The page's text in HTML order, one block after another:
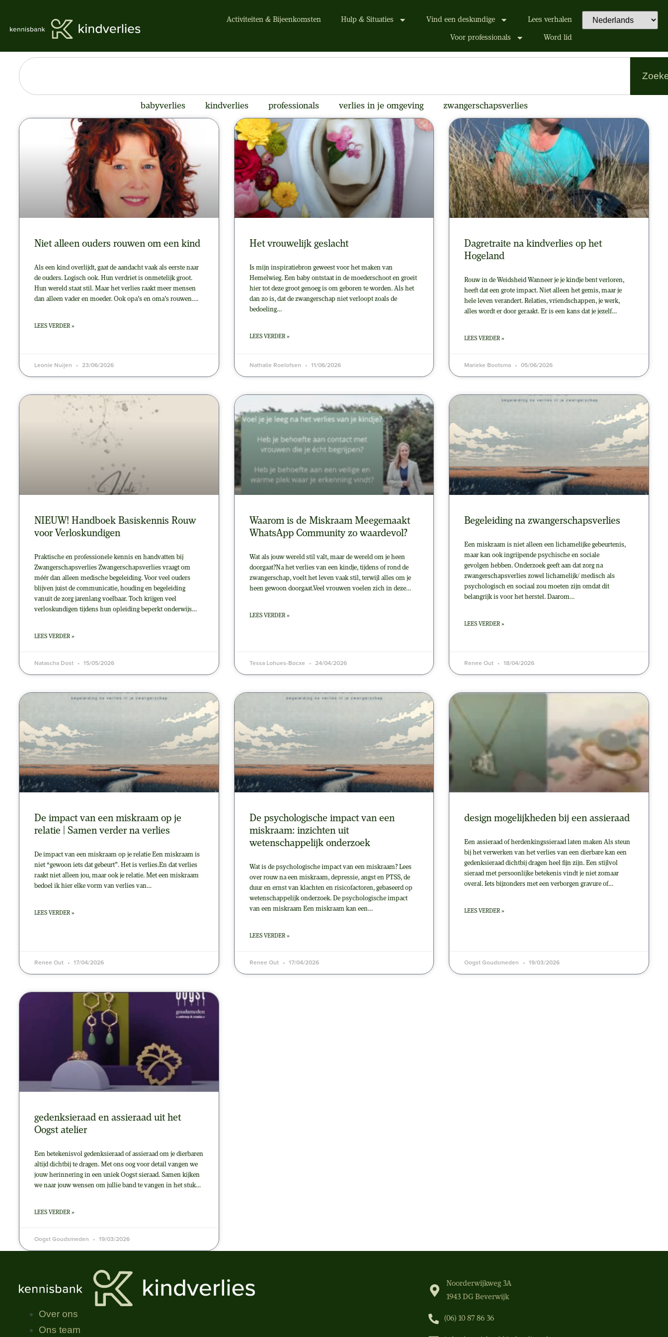
Activiteiten & Bijeenkomsten Hulp & Situaties Vind een deskundige Lees verhalen
Voor professionals Word lid
babyverlies kindverlies professionals verlies in je omgeving zwangerschapsverlies
Niet alleen ouders rouwen om een kind
Als een kind overlijdt, gaat de aandacht vaak als eerste naar
de ouders. Logisch ook. Hun verdriet is onmetelijk groot.
Hun wereld staat stil. Maar het verlies raakt meer mensen
dan alleen vader en moeder. Ook opa’s en oma’s rouwen….
LEES VERDER »
Leonie Nuijen 23/06/2026
Het vrouwelijk geslacht
Is mijn inspiratiebron geweest voor het maken van
Hemelwieg. Een baby ontstaat in de moederschoot en groeit
hier tot deze groot genoeg is om geboren te worden. Als het
dan zo is, dat de zwangerschap niet verloopt zoals de
bedoeling…
LEES VERDER »
Nathalie Roelofsen 11/06/2026
Dagretraite na kindverlies op het
Hogeland
Rouw in de Weidsheid Wanneer je je kindje bent verloren,
heeft dat een grote impact. Niet alleen het gemis, maar je
hele leven verandert. Relaties, vriendschappen, je werk,
alles wordt er door geraakt. Er is een kans dat je jezelf…
LEES VERDER »
Marieke Bootsma 05/06/2026
NIEUW! Handboek Basiskennis Rouw
voor Verloskundigen
Praktische en professionele kennis en handvatten bij
Zwangerschapsverlies Zwangerschapsverlies vraagt om
méér dan alleen medische begeleiding. Voor veel ouders
blijven juist de communicatie, houding en begeleiding
vanuit de zorg jarenlang voelbaar. Toch krijgen veel
verloskundigen tijdens hun opleiding beperkt onderwijs…
LEES VERDER »
Natascha Dost 15/05/2026
Waarom is de Miskraam Meegemaakt
WhatsApp Community zo waardevol?
Wat als jouw wereld stil valt, maar de wereld om je heen
doorgaat?Na het verlies van een kindje, tijdens of rond de
zwangerschap, voelt het leven vaak stil, terwijl alles om je
heen gewoon doorgaat.Veel vrouwen voelen zich in deze…
LEES VERDER »
Tessa Lohues-Bocxe 24/04/2026
Begeleiding na zwangerschapsverlies
Een miskraam is niet alleen een lichamelijke gebeurtenis,
maar kan ook ingrijpende psychische en sociale
gevolgen hebben. Onderzoek geeft aan dat zorg na
zwangerschapsverlies zowel lichamelijk/ medisch als
psychologisch en sociaal zou moeten zijn omdat dit
belangrijk is voor het herstel. Daarom…
LEES VERDER »
Renee Out 18/04/2026
De impact van een miskraam op je
relatie | Samen verder na verlies
De impact van een miskraam op je relatie Een miskraam is
niet “gewoon iets dat gebeurt”. Het is verlies.En dat verlies
raakt niet alleen jou, maar ook je relatie. Met een miskraam
bedoel ik hier elke vorm van verlies van…
LEES VERDER »
Renee Out 17/04/2026
De psychologische impact van een
miskraam: inzichten uit
wetenschappelijk onderzoek
Wat is de psychologische impact van een miskraam? Lees
over rouw na een miskraam, depressie, angst en PTSS, de
duur en ernst van klachten en risicofactoren, gebaseerd op
wetenschappelijk onderzoek. De psychologische impact
van een miskraam Een miskraam kan een…
LEES VERDER »
Renee Out 17/04/2026
design mogelijkheden bij een assieraad
Een assieraad of herdenkingssieraad laten maken Als steun
bij het verwerken van het verlies van een dierbare kan een
gedenksieraad dichtbij dragen heel fijn zijn. Een stijlvol
sieraad met persoonlijke betekenis vindt je niet zomaar
overal. Iets bijzonders met een verborgen gravure of…
LEES VERDER »
Oogst Goudsmeden 19/03/2026
gedenksieraad en assieraad uit het
Oogst atelier
Een betekenisvol gedenksieraad of assieraad om je dierbaren
altijd dichtbij te dragen. Met ons oog voor detail vangen we
jouw herinnering in een uniek Oogst sieraad. Samen kijken
we naar jouw wensen om jullie band te vangen in het stuk…
LEES VERDER »
Oogst Goudsmeden 19/03/2026
Over ons
Ons team
Noorderwijkweg 3A
1943 DG Beverwijk
(06) 10 87 86 36‬